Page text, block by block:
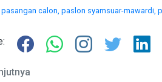
pasangan calon, paslon syamsuar-mawardi,